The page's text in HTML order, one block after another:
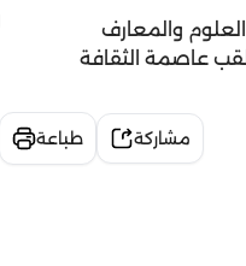
والمعارف
عاصمة الثقافة
مشاركة طباعة